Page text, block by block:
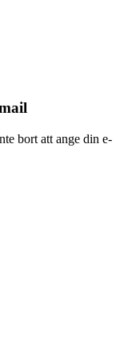
bort att ange din e-